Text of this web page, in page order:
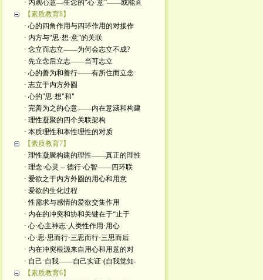
· 内观心意—生念的“心·意”——或能直
【素质教育8】
· 心的四角作用与四环作用的对接作
· 内方与“思·想·意”的关联
· 念立而志立——为何会志立不成?
· 先立念后立志——当可志立
· 心的善为和善行——有所住而立念
· 志立于内方外圆
· 心的"思·想"和"
· 完善为之的心意——内在意涵和构建
· 理性凝聚的四个关联架构
· 本质理性和本性理性的对质
【素质教育7】
· 理性凝聚构建的理性——真正的理性
· 理念·心灵 -- 德行·心智——四环联
· 爱欲之于内方外圆的用心和用意
· 爱欲的生化过程
· 性需求与感情的爱欲交集作用
· 内在的冲突和协和关键在于“止于
· 心·心主神志·人类性作用·用心
· 心·思·思而行·三思而行·三思而后
· 内在冲突根源来自用心和用意的对
· 自己·自我——自己实证·(自我觉知-
【素质教育6】